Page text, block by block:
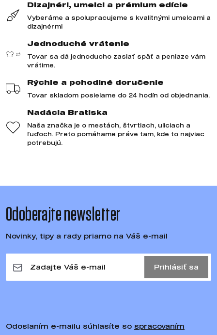
Dizajnéri, umelci a prémium edície
Vyberáme a spolupracujeme s kvalitnými umelcami a
dizajnérmi
Jednoduché vrátenie
Tovar sa dá jednoducho zaslať späť a peniaze vám
vrátime.
Rýchle a pohodlné doručenie
Tovar skladom posielame do 24 hodín od objednania.
Nadácia Bratiska
Naša značka je o mestách, štvrtiach, uliciach a
ľuďoch. Preto pomáhame práve tam, kde to najviac
potrebujú.
Odoberajte newsletter
Novinky, tipy a rady priamo na Váš e-mail
Prihlásiť sa
Odoslaním e-mailu súhlasíte so spracovaním